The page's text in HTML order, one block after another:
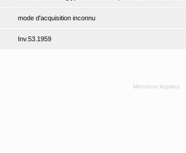
mode d'acquisition inconnu
Inv.53.1959
Mentions légales